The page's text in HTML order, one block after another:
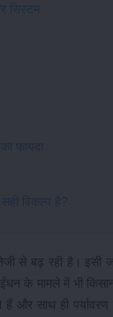
सिस्टम
फायदा
विकल्प है?
से बढ़ रही है। इसी
के मामले में भी
हैं और साथ ही